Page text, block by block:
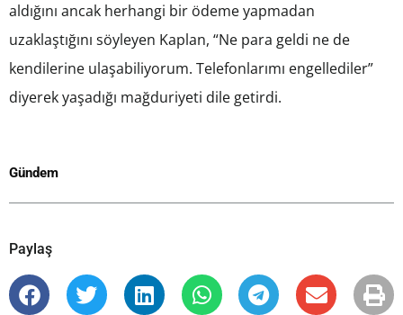
aldığını ancak herhangi bir ödeme yapmadan
uzaklaştığını söyleyen Kaplan, “Ne para geldi ne de
kendilerine ulaşabiliyorum. Telefonlarımı engellediler”
diyerek yaşadığı mağduriyeti dile getirdi.
Gündem
Paylaş